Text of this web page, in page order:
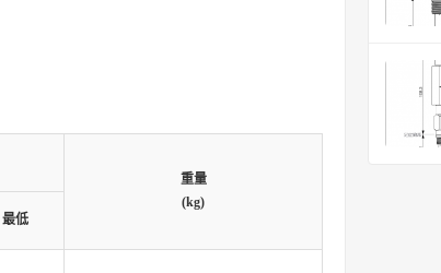
重量
(kg)
最低